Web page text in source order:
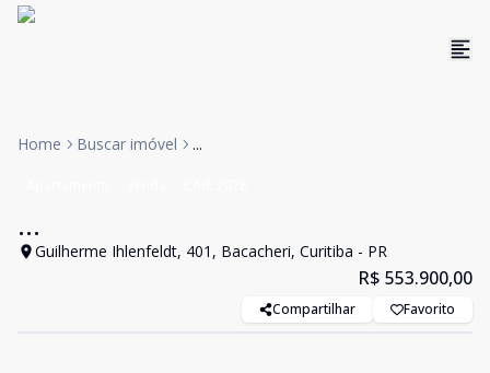
Home Buscar imóvel ...
...
Guilherme Ihlenfeldt, 401, Bacacheri, Curitiba - PR
R$ 553.900,00
Compartilhar Favorito